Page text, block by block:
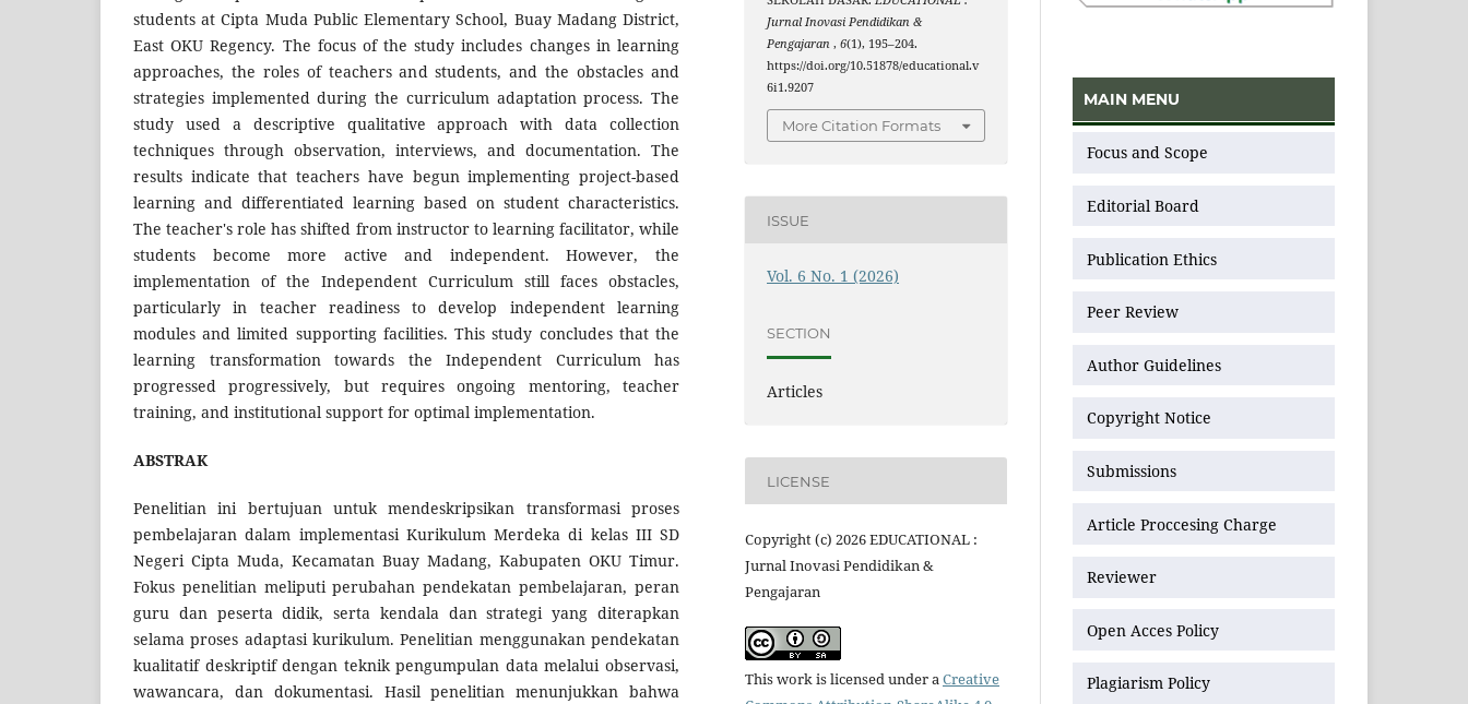
students at Cipta Muda Public Elementary School, Buay Madang District,
East OKU Regency. The focus of the study includes changes in learning
approaches, the roles of teachers and students, and the obstacles and
strategies implemented during the curriculum adaptation process. The
study used a descriptive qualitative approach with data collection
techniques through observation, interviews, and documentation. The
results indicate that teachers have begun implementing project-based
learning and differentiated learning based on student characteristics.
The teacher's role has shifted from instructor to learning facilitator, while
students become more active and independent. However, the
implementation of the Independent Curriculum still faces obstacles,
particularly in teacher readiness to develop independent learning
modules and limited supporting facilities. This study concludes that the
learning transformation towards the Independent Curriculum has
progressed progressively, but requires ongoing mentoring, teacher
training, and institutional support for optimal implementation.
ABSTRAK
Penelitian ini bertujuan untuk mendeskripsikan transformasi proses
pembelajaran dalam implementasi Kurikulum Merdeka di kelas III SD
Negeri Cipta Muda, Kecamatan Buay Madang, Kabupaten OKU Timur.
Fokus penelitian meliputi perubahan pendekatan pembelajaran, peran
guru dan peserta didik, serta kendala dan strategi yang diterapkan
selama proses adaptasi kurikulum. Penelitian menggunakan pendekatan
kualitatif deskriptif dengan teknik pengumpulan data melalui observasi,
wawancara, dan dokumentasi. Hasil penelitian menunjukkan bahwa
Jurnal Inovasi Pendidikan &
Pengajaran,6(1), 195–204.
https://doi.org/10.51878/educational.v
6i1.9207
More Citation Formats
ISSUE
Vol. 6 No. 1 (2026)
SECTION
Articles
LICENSE
Copyright (c) 2026 EDUCATIONAL :
Jurnal Inovasi Pendidikan &
Pengajaran
This work is licensed under aCreative
MAIN MENU
Focus and Scope
Editorial Board
Publication Ethics
Peer Review
Author Guidelines
Copyright Notice
Submissions
Article Proccesing Charge
Reviewer
Open Acces Policy
Plagiarism Policy